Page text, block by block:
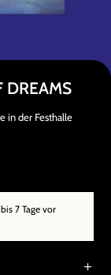
DREAMS
in der Festhalle
7 Tage vor